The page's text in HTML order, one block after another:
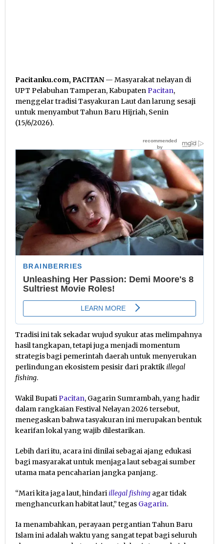
Pacitanku.com, PACITAN — Masyarakat nelayan di
UPT Pelabuhan Tamperan, KabupatenPacitan,
menggelar tradisi Tasyakuran Laut dan larung sesaji
untuk menyambut Tahun Baru Hijriah, Senin
(15/6/2026).
Tradisi ini tak sekadar wujud syukur atas melimpahnya
hasil tangkapan, tetapi juga menjadi momentum
strategis bagi pemerintah daerah untuk menyerukan
perlindungan ekosistem pesisir dari praktikillegal
fishing.
Wakil BupatiPacitan, Gagarin Sumrambah, yang hadir
dalam rangkaian Festival Nelayan 2026 tersebut,
menegaskan bahwa tasyakuran ini merupakan bentuk
kearifan lokal yang wajib dilestarikan.
Lebih dari itu, acara ini dinilai sebagai ajang edukasi
bagi masyarakat untuk menjaga laut sebagai sumber
utama mata pencaharian jangka panjang.
“Mari kita jaga laut, hindari illegal fishing agar tidak
menghancurkan habitat laut,” tegas Gagarin.
Ia menambahkan, perayaan pergantian Tahun Baru
Islam ini adalah waktu yang sangat tepat bagi seluruh